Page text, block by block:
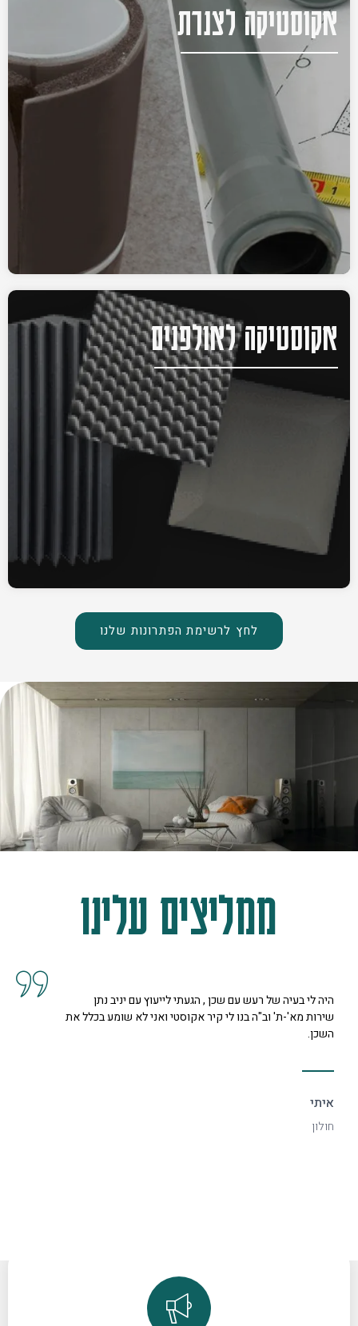
אקוסטיקה לצנרת
אקוסטיקה לאולפנים
לחץ לרשימת הפתרונות שלנו
ממליצים עלינו
עם יניב נתן
ואני לא שומע בכלל את
קיבלנו שרות מצוין, הסברים
נחמדה מאוד בשם קרן היא המליצה